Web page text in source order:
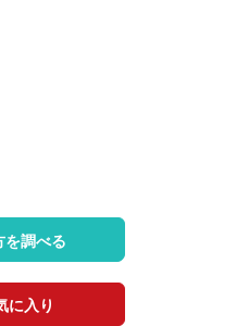
に入り
を調べる